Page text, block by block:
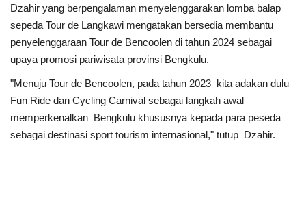
Dzahir yang berpengalaman menyelenggarakan lomba balap
sepeda Tour de Langkawi mengatakan bersedia membantu
penyelenggaraan Tour de Bencoolen di tahun 2024 sebagai
upaya promosi pariwisata provinsi Bengkulu.
"Menuju Tour de Bencoolen, pada tahun 2023 kita adakan dulu
Fun Ride dan Cycling Carnival sebagai langkah awal
memperkenalkan Bengkulu khususnya kepada para peseda
sebagai destinasi sport tourism internasional," tutup Dzahir.